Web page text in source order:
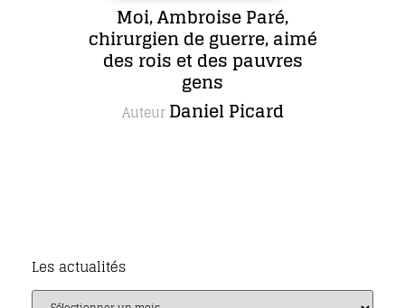
Moi, Ambroise Paré,
chirurgien de guerre, aimé
des rois et des pauvres
gens
Auteur Daniel Picard
Les actualités